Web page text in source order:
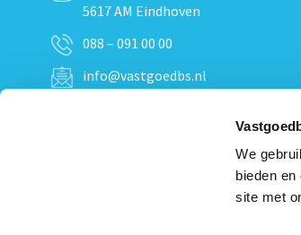
We
bieden
site met
5617 AM Eindhoven
088 – 091 00 00
info@vastgoedbs.nl